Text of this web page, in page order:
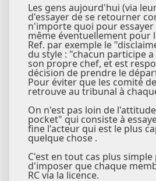
Les gens aujourd'hui (via
d'essayer de se retourner
n'importe quoi pour essayer
même éventuellement pour
Ref. par exemple le
du style : "chacun participe
son propre chef, et est
décision de prendre le
Pour éviter que les comité
retrouve au tribunal à
On n'est pas loin de
pocket" qui consiste à
fine l'acteur qui est le plus
quelque chose .
C'est en tout cas plus
d'imposer que chaque
RC via la licence.